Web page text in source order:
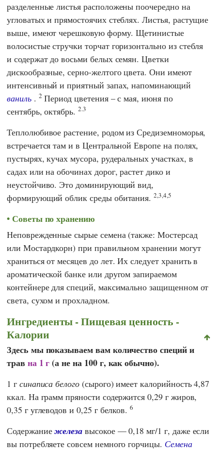
разделенные листья расположены поочередно на
угловатых и прямостоячих стеблях. Листья, растущие
выше, имеют черешковую форму. Щетинистые
волосистые стручки торчат горизонтально из стебля
и содержат до восьми белых семян. Цветки
дискообразные, серно-желтого цвета. Они имеют
интенсивный и приятный запах, напоминающий
ваниль. 2 Период цветения – с мая, июня по
сентябрь, октябрь. 2.3
Теплолюбивое растение, родом из Средиземноморья,
встречается там и в Центральной Европе на полях,
пустырях, кучах мусора, рудеральных участках, в
садах или на обочинах дорог, растет дико и
неустойчиво. Это доминирующий вид,
формирующий облик среды обитания.2,3,4,5
Советы по хранению
Неповрежденные сырые семена (также: Мостерсад
или Мостардкорн) при правильном хранении могут
храниться от месяцев до лет. Их следует хранить в
ароматической банке или другом запираемом
контейнере для специй, максимально защищенном от
света, сухом и прохладном.
Ингредиенты - Пищевая ценность -
Калории
Здесь мы показываем вам количество специй и
трав на 1 г(а не на 100 г, как обычно).
1 г синаписа белого (сырого) имеет калорийность 4,87
ккал. На грамм пряности содержится 0,29 г жиров,
0,35 г углеводов и 0,25 г белков.6
Содержаниежелеза высокое — 0,18 мг/1 г, даже если
вы потребляете совсем немного горчицы. Семена